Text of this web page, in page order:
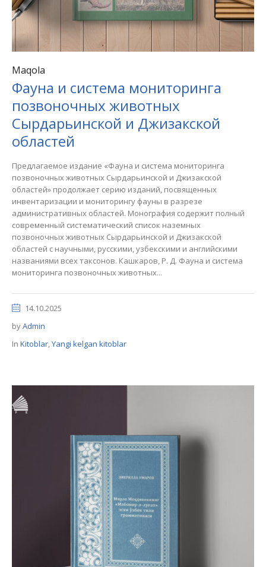
Maqola
Фауна и система мониторинга
позвоночных животных
Сырдарьинской и Джизакской
областей
Предлагаемое издание «Фауна и система мониторинга
позвоночных животных Сырдарьинской и Джизакской
областей» продолжает серию изданий, посвященных
инвентаризации и мониторингу фауны в разрезе
административных областей. Монография содержит полный
современный систематический список наземных
позвоночных животных Сырдарьинской и Джизакской
областей с научными, русскими, узбекскими и английскими
названиями всех таксонов. Кашкаров, Р. Д. Фауна и система
мониторинга позвоночных животных...
14.10.2025
byAdmin
In Kitoblar,Yangi kelgan kitoblar